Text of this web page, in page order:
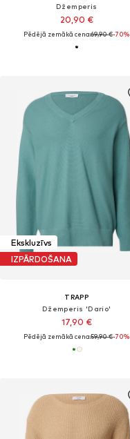
Džemperis
20,90 €
Pēdējā zemākā cena:69,90 €-70%
Ekskluzīvs
IZPĀRDOŠANA
TRAPP
Džemperis 'Dario'
17,90 €
Pēdējā zemākā cena:59,90 €-70%